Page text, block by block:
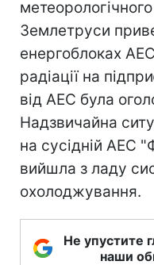
Землетруси
енергоблоках
радіації на
від АЕС була
Надзвичайна
на сусідній АЕС
вийшла з ладу
охолоджування.
Не упустите
наши